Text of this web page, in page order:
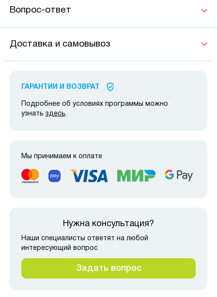
Вопрос-ответ
Доставка и самовывоз
ГАРАНТИИ И ВОЗВРАТ
Подробнее об условиях программы можно
узнать здесь.
Мы принимаем к оплате
Нужна консультация?
Наши специалисты ответят на любой
интересующий вопрос
Задать вопрос